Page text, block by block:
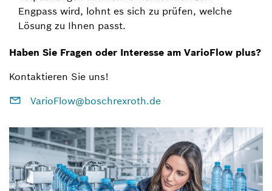
Engpass wird, lohnt es sich zu prüfen, welche
Lösung zu Ihnen passt.
Haben Sie Fragen oder Interesse am VarioFlow plus?
Kontaktieren Sie uns!
VarioFlow@boschrexroth.de